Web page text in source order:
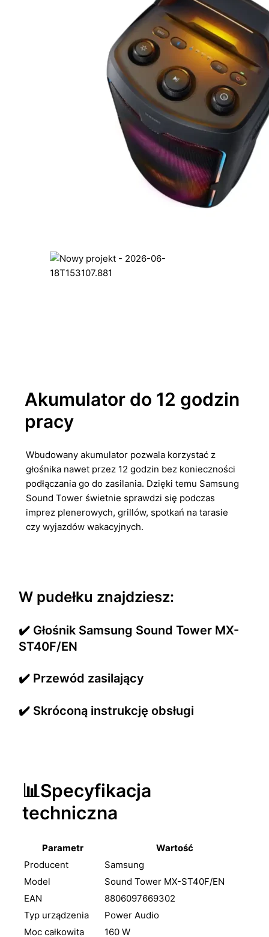
Akumulator do 12 godzin
pracy
Wbudowany akumulator pozwala korzystać z
głośnika nawet przez 12 godzin bez konieczności
podłączania go do zasilania. Dzięki temu Samsung
Sound Tower świetnie sprawdzi się podczas
imprez plenerowych, grillów, spotkań na tarasie
czy wyjazdów wakacyjnych.
W pudełku znajdziesz:
✔️ Głośnik Samsung Sound Tower MX-
ST40F/EN
✔️ Przewód zasilający
✔️ Skróconą instrukcję obsługi
📊Specyfikacja
techniczna
Parametr
Wartość
Producent
Samsung
Model
Sound Tower MX-ST40F/EN
EAN
8806097669302
Typ urządzenia
Power Audio
Moc całkowita
160 W